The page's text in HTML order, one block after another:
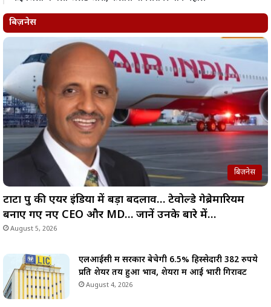
बिज़नेस
बिज़नेस
टाटा ग्रुप की एयर इंडिया में बड़ा बदलाव… टेवोल्डे गेब्रेमारियम
बनाए गए नए CEO और MD… जानें उनके बारे में…
August 5, 2026
एलआईसी में सरकार बेचेगी 6.5% हिस्सेदारी 382 रुपये
प्रति शेयर तय हुआ भाव, शेयरों में आई भारी गिरावट
August 4, 2026